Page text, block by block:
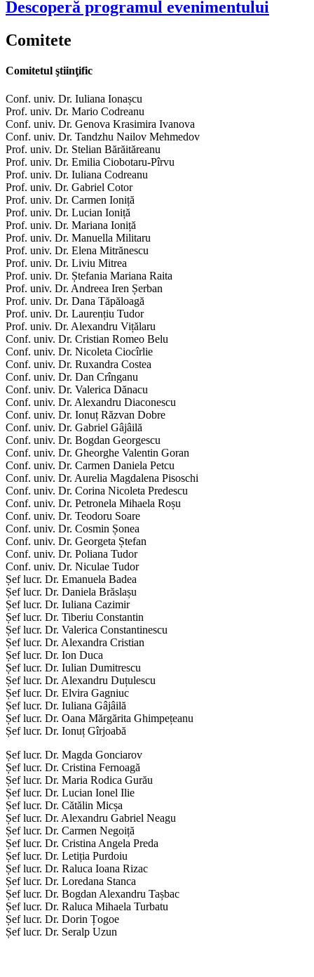
Descoperă programul evenimentului
Comitete
Comitetul ştiinţific
Conf. univ. Dr. Iuliana Ionașcu
Prof. univ. Dr. Mario Codreanu
Conf. univ. Dr. Genova Krasimira Ivanova
Conf. univ. Dr. Tandzhu Nailov Mehmedov
Prof. univ. Dr. Stelian Bărăităreanu
Prof. univ. Dr. Emilia Ciobotaru-Pîrvu
Prof. univ. Dr. Iuliana Codreanu
Prof. univ. Dr. Gabriel Cotor
Prof. univ. Dr. Carmen Ioniță
Prof. univ. Dr. Lucian Ioniță
Prof. univ. Dr. Mariana Ioniță
Prof. univ. Dr. Manuella Militaru
Prof. univ. Dr. Elena Mitrănescu
Prof. univ. Dr. Liviu Mitrea
Prof. univ. Dr. Ștefania Mariana Raita
Prof. univ. Dr. Andreea Iren Șerban
Prof. univ. Dr. Dana Tăpăloagă
Prof. univ. Dr. Laurențiu Tudor
Prof. univ. Dr. Alexandru Vițălaru
Conf. univ. Dr. Cristian Romeo Belu
Conf. univ. Dr. Nicoleta Ciocîrlie
Conf. univ. Dr. Ruxandra Costea
Conf. univ. Dr. Dan Crînganu
Conf. univ. Dr. Valerica Dănacu
Conf. univ. Dr. Alexandru Diaconescu
Conf. univ. Dr. Ionuț Răzvan Dobre
Conf. univ. Dr. Gabriel Gâjâilă
Conf. univ. Dr. Bogdan Georgescu
Conf. univ. Dr. Gheorghe Valentin Goran
Conf. univ. Dr. Carmen Daniela Petcu
Conf. univ. Dr. Aurelia Magdalena Pisoschi
Conf. univ. Dr. Corina Nicoleta Predescu
Conf. univ. Dr. Petronela Mihaela Roșu
Conf. univ. Dr. Teodoru Soare
Conf. univ. Dr. Cosmin Șonea
Conf. univ. Dr. Georgeta Ștefan
Conf. univ. Dr. Poliana Tudor
Conf. univ. Dr. Niculae Tudor
Șef lucr. Dr. Emanuela Badea
Șef lucr. Dr. Daniela Brăslașu
Șef lucr. Dr. Iuliana Cazimir
Șef lucr. Dr. Tiberiu Constantin
Șef lucr. Dr. Valerica Constantinescu
Șef lucr. Dr. Alexandra Cristian
Șef lucr. Dr. Ion Duca
Șef lucr. Dr. Iulian Dumitrescu
Șef lucr. Dr. Alexandru Duțulescu
Șef lucr. Dr. Elvira Gagniuc
Șef lucr. Dr. Iuliana Gâjâilă
Șef lucr. Dr. Oana Mărgărita Ghimpețeanu
Șef lucr. Dr. Ionuț Gîrjoabă
Șef lucr. Dr. Magda Gonciarov
Șef lucr. Dr. Cristina Fernoagă
Șef lucr. Dr. Maria Rodica Gurău
Șef lucr. Dr. Lucian Ionel Ilie
Șef lucr. Dr. Cătălin Micșa
Șef lucr. Dr. Alexandru Gabriel Neagu
Șef lucr. Dr. Carmen Negoiță
Șef lucr. Dr. Cristina Angela Preda
Șef lucr. Dr. Letiția Purdoiu
Șef lucr. Dr. Raluca Ioana Rizac
Șef lucr. Dr. Loredana Stanca
Șef lucr. Dr. Bogdan Alexandru Tașbac
Șef lucr. Dr. Raluca Mihaela Turbatu
Șef lucr. Dr. Dorin Țogoe
Șef lucr. Dr. Seralp Uzun